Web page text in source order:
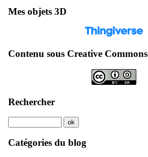
Mes objets 3D
Contenu sous Creative Commons
Rechercher
Catégories du blog